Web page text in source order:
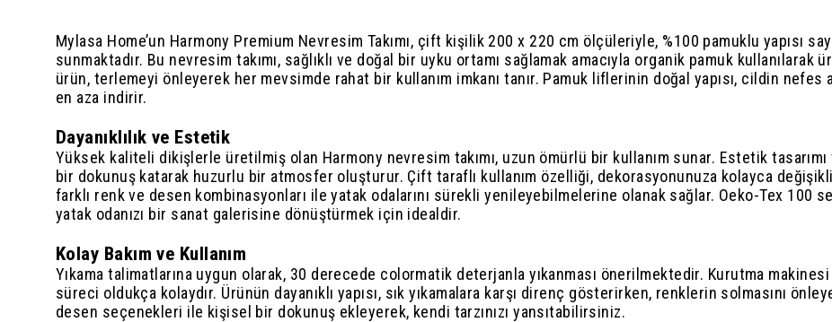
Mylasa Home’un Harmony Premium Nevresim Takımı, çift kişilik 200 x 220 cm ölçüleriyle, %100 pamuklu yapısı
sunmaktadır. Bu nevresim takımı, sağlıklı ve doğal bir uyku ortamı sağlamak amacıyla organik pamuk
ürün, terlemeyi önleyerek her mevsimde rahat bir kullanım imkanı tanır. Pamuk liflerinin doğal yapısı, cildin nefes
en aza indirir.
Dayanıklılık ve Estetik
Yüksek kaliteli dikişlerle üretilmiş olan Harmony nevresim takımı, uzun ömürlü bir kullanım sunar. Estetik
bir dokunuş katarak huzurlu bir atmosfer oluşturur. Çift taraflı kullanım özelliği, dekorasyonunuza kolayca değişiklik
farklı renk ve desen kombinasyonları ile yatak odalarını sürekli yenileyebilmelerine olanak sağlar. Oeko-Tex 100
yatak odanızı bir sanat galerisine dönüştürmek için idealdir.
Kolay Bakım ve Kullanım
Yıkama talimatlarına uygun olarak, 30 derecede colormatik deterjanla yıkanması önerilmektedir. Kurutma makinesi
süreci oldukça kolaydır. Ürünün dayanıklı yapısı, sık yıkamalara karşı direnç gösterirken, renklerin solmasını
desen seçenekleri ile kişisel bir dokunuş ekleyerek, kendi tarzınızı yansıtabilirsiniz.